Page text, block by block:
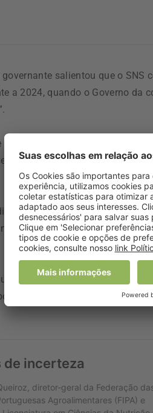
salientou que o
a 2024, quando o Governo da
é sistematicamente repetido por
eventualmente, comparando
nos primeiros dois
primeiras consultas, mas
ao pico de gripe, mas
semanas, devido aos